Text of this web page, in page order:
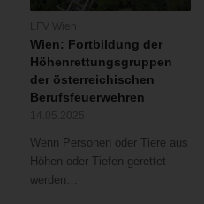
Wien: Fortbildung der
Höhenrettungsgruppen
der österreichischen
Berufsfeuerwehren
Wenn Personen oder Tiere aus
Höhen oder Tiefen gerettet
werden…